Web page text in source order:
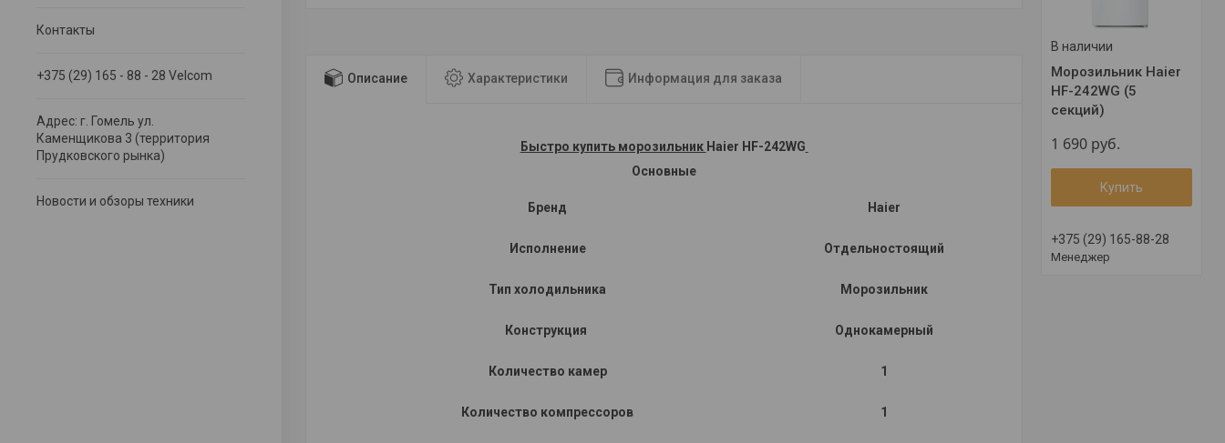
Контакты
+375 (29) 165 - 88 - 28 Velcom
Адрес: г. Гомель ул.
Каменщикова 3 (территория
Прудковского рынка)
Новости и обзоры техники
В наличии
Морозильник Haier
HF-242WG (5
секций)
1 690 руб.
Купить
+375 (29) 165-88-28
Менеджер
Описание Характеристики Информация для заказа
Быстро купить морозильник Haier HF-242WG
Основные
Бренд Haier
Исполнение Отдельностоящий
Тип холодильника Морозильник
Конструкция Однокамерный
Количество камер 1
Количество компрессоров 1